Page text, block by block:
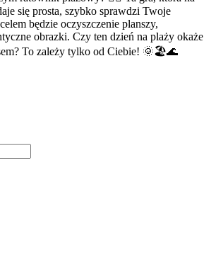
się prosta, szybko sprawdzi Twoje
będzie oczyszczenie planszy,
obrazki. Czy ten dzień na plaży okaże
To zależy tylko od Ciebie! 🌞🏖️🌊